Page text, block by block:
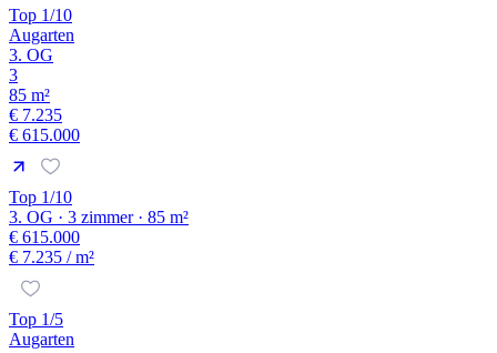
Top 1/10
Augarten
3. OG
3
85 m²
€ 7.235
€ 615.000
Top 1/10
3. OG · 3 zimmer · 85 m²
€ 615.000
€ 7.235 / m²
Top 1/5
Augarten